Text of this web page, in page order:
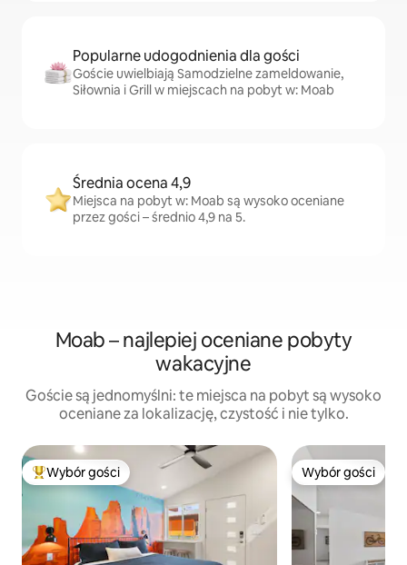
Popularne udogodnienia dla gości
Goście uwielbiają Samodzielne zameldowanie,
Siłownia i Grill w miejscach na pobyt w: Moab
Średnia ocena 4,9
Miejsca na pobyt w: Moab są wysoko oceniane
przez gości – średnio 4,9 na 5.
Moab – najlepiej oceniane pobyty
wakacyjne
Goście są jednomyślni: te miejsca na pobyt są wysoko
oceniane za lokalizację, czystość i nie tylko.
Najpopularniejsze z kategorii Wybór gości
Wybór gości Wybór gości
Wybór gości